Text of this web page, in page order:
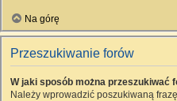
Na górę
Przeszukiwanie forów
W jaki sposób można przeszukiwać
Należy wprowadzić poszukiwaną